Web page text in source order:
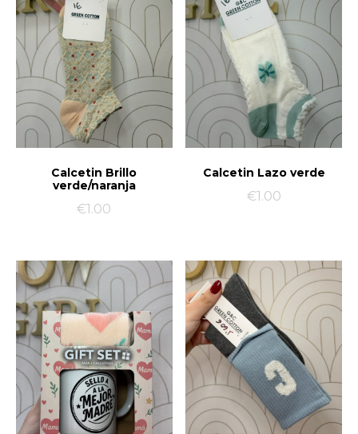
Calcetin Brillo
verde/naranja
€1.00
Calcetin Lazo verde
€1.00